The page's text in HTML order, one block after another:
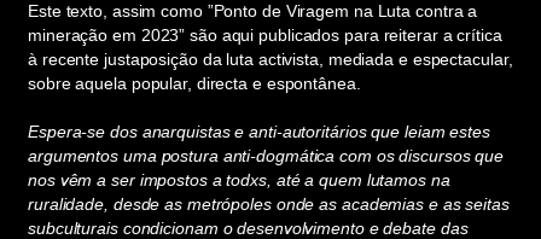
Este texto, assim como ”Ponto de Viragem na Luta contra a
mineração em 2023” são aqui publicados para reiterar a crítica
à recente justaposição da luta activista, mediada e espectacular,
sobre aquela popular, directa e espontânea.
Espera-se dos anarquistas e anti-autoritários que leiam estes
argumentos uma postura anti-dogmática com os discursos que
nos vêm a ser impostos a todxs, até a quem lutamos na
ruralidade, desde as metrópoles onde as academias e as seitas
subculturais condicionam o desenvolvimento e debate das